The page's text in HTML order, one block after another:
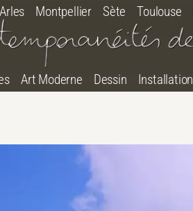
Arles Montpellier Sète Toulouse
Art Moderne Dessin Installation